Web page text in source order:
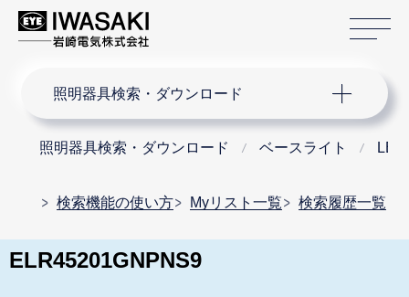
照明器具検索・ダウンロード
照明器具検索・ダウンロード ベースライト
検索機能の使い方 Myリスト一覧 検索履歴一覧
ELR45201GNPNS9